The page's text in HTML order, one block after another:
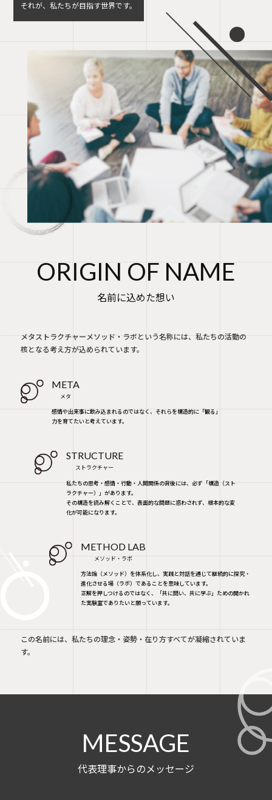
それが、私たちが目指す世界です。
ORIGIN OF NAME
名前に込めた想い
メタストラクチャーメソッド・ラボという名称には、私たちの活動の
核となる考え方が込められています。
META
メタ
感情や出来事に飲み込まれるのではなく、それらを構造的に「観る」
力を育てたいと考えています。
STRUCTURE
ストラクチャー
私たちの思考・感情・行動・人間関係の背後には、必ず「構造（スト
ラクチャー）」があります。
その構造を読み解くことで、表面的な問題に惑わされず、根本的な変
化が可能になります。
METHOD LAB
メソッド・ラボ
方法論（メソッド）を体系化し、実践と対話を通じて継続的に探究・
進化させる場（ラボ）であることを意味しています。
正解を押しつけるのではなく、「共に問い、共に学ぶ」ための開かれ
た実験室でありたいと願っています。
この名前には、私たちの理念・姿勢・在り方すべてが凝縮されていま
す。
MESSAGE
代表理事からのメッセージ